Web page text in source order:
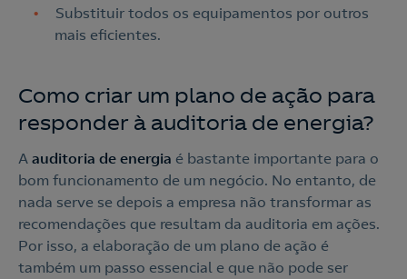
Substituir todos os equipamentos por outros
mais eficientes.
Como criar um plano de ação para
responder à auditoria de energia?
A auditoria de energia é bastante importante para o
bom funcionamento de um negócio. No entanto, de
nada serve se depois a empresa não transformar as
recomendações que resultam da auditoria em ações.
Por isso, a elaboração de um plano de ação é
também um passo essencial e que não pode ser